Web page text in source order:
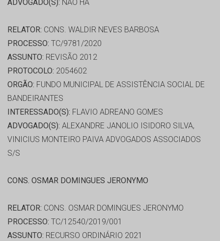
ADVOGADO(S): NÃO HÁ
RELATOR: CONS. WALDIR NEVES BARBOSA
PROCESSO: TC/9781/2020
ASSUNTO: REVISÃO 2012
PROTOCOLO: 2054602
ORGÃO: FUNDO MUNICIPAL DE ASSISTÊNCIA SOCIAL DE
BANDEIRANTES
INTERESSADO(S): FLAVIO ADREANO GOMES
ADVOGADO(S): ALEXANDRE JANOLIO ISIDORO SILVA,
VINICIUS MONTEIRO PAIVA ADVOGADOS ASSOCIADOS
S/S
CONS. OSMAR DOMINGUES JERONYMO
RELATOR: CONS. OSMAR DOMINGUES JERONYMO
PROCESSO: TC/12540/2019/001
ASSUNTO: RECURSO ORDINÁRIO 2021